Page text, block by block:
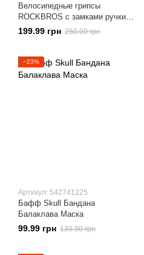
Велосипедные грипсы
ROCKBROS с замками ручки
вело Gold
199.99 грн 250.00 грн
−23%
Артикул: 542741225
Бафф Skull Бандана
Балаклава Маска
99.99 грн 130.00 грн